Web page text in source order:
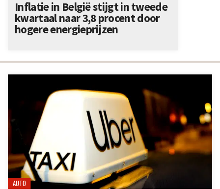
AUTO
Inflatie in België stijgt in tweede
kwartaal naar 3,8 procent door
hogere energieprijzen